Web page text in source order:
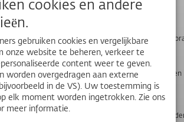
Webcams en
weer
cookies en andere
gebruiken cookies en vergelijkbare
onze website te beheren, verkeer te
content weer te geven.
worden overgedragen aan externe
in de VS). Uw toestemming is
elk moment worden ingetrokken. Zie ons
meer informatie.